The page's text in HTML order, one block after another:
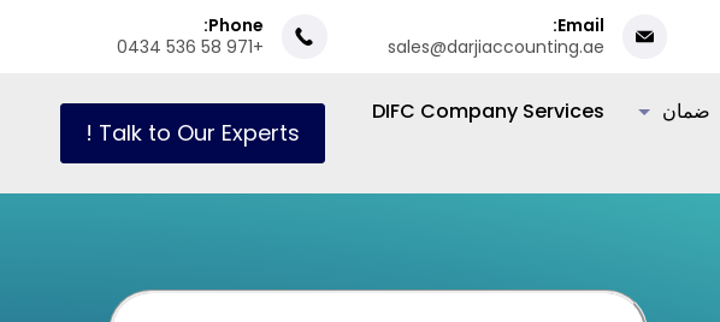
Email:
sales@darjiaccounting.ae
Phone:
+971 58 536 0434
ضمان
DIFC Company Services
Talk to Our Experts !